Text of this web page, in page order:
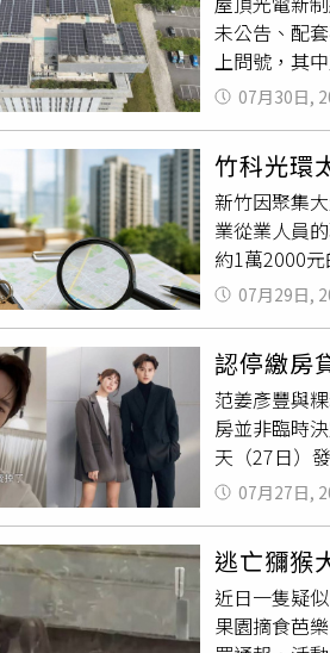
的起租日確
「考古」工
事上之侵權
使用外牆沒
罪，但因為
佔的狀態；
結束繼續占
查。承辦檢
租金行情給
板報廢最為
級，提高至
為嘉義滯洪
天氣系統的
的還是社區
板移交給社
設維護有不
因管委會運
有它無法正
了，沒有立
好，發電量
的配套並行
套不足急著
「先做了再
築師劉獻文
有配套維護
錢工程，無
成風險來源
況。郭紀子
益中強制提
保未來有財
落砸傷人的
也將負起賠
未公告、配
上問號，其
4點，能源署
頂光電新制
論偏向住宅
與經濟部共
302坪）以上
光電新制又
社區產生的
用於自家社
委會後續維
再加上每個
家都趕在8月
知道怎麼遵
釋，一般住
一定能持續
來成為「空
低門檻302
省不動產公
棄，甚至強
下，建材品
07月30日,
竹科光環
新竹因聚集
業從業人員
約1萬2000
網友求助，
新竹租屋的
工或學生，
後，許多曾
示，部分房
證明，確認
業，甚至有
除了新竹外
性了解承租
租金補貼，
現明顯的職
職業決定是
07月29日,
認停繳房
范姜彥豐與
房並非臨時
天（27日）
己確實停繳
工作酬勞等
他搬離，而
萬賠償，他
元也遠不及
07月27日,
逃亡獼猴
近日一隻疑
果園摘食芭